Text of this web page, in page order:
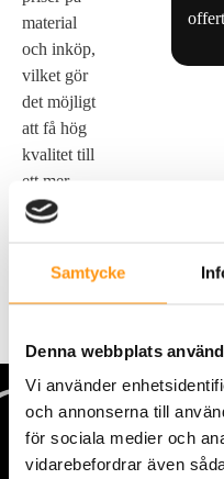
Samtycke
Denna webbplats
Vi använder
och annonserna till
för sociala medier och
vidarebefordrar även
material
och inköp,
vilket gör
det möjligt
att få hög
kvalitet till
ett mer
förmånligt